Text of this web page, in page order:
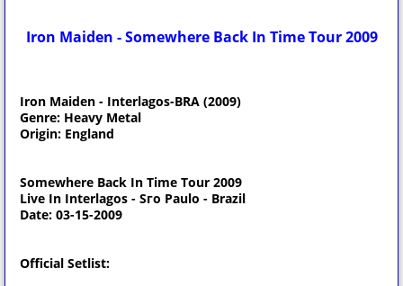
Iron Maiden - Somewhere Back In Time Tour 2009
Iron Maiden - Interlagos-BRA (2009)
Genre: Heavy Metal
Origin: England
Somewhere Back In Time Tour 2009
Live In Interlagos - Sгo Paulo - Brazil
Date: 03-15-2009
Official Setlist: